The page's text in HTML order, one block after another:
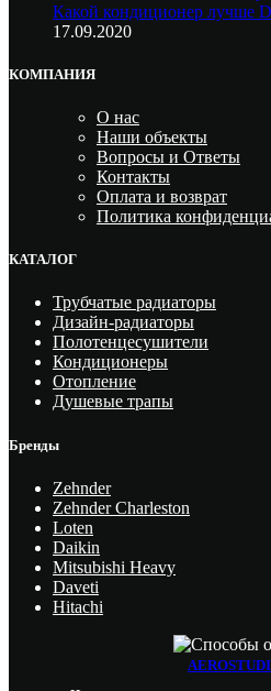
Какой кондиционер лучше
17.09.2020
КОМПАНИЯ
О нас
Наши объекты
Вопросы и Ответы
Контакты
Оплата и возврат
Политика
КАТАЛОГ
Трубчатые радиаторы
Дизайн-радиаторы
Полотенцесушители
Кондиционеры
Отопление
Душевые трапы
Бренды
Zehnder
Zehnder Charleston
Loten
Daikin
Mitsubishi Heavy
Daveti
Hitachi